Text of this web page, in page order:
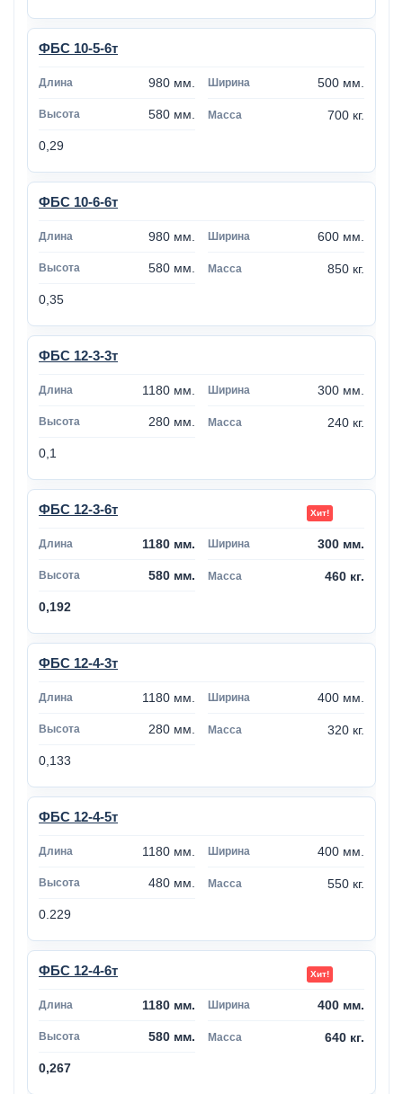
ФБС 10-5-6т
980 мм. 500 мм.
580 мм. 700 кг.
0,29
ФБС 10-6-6т
980 мм. 600 мм.
580 мм. 850 кг.
0,35
ФБС 12-3-3т
1180 мм. 300 мм.
280 мм. 240 кг.
0,1
ФБС 12-3-6т
1180 мм. 300 мм.
580 мм. 460 кг.
0,192
ФБС 12-4-3т
1180 мм. 400 мм.
280 мм. 320 кг.
0,133
ФБС 12-4-5т
1180 мм. 400 мм.
480 мм. 550 кг.
0.229
ФБС 12-4-6т
1180 мм. 400 мм.
580 мм. 640 кг.
0,267